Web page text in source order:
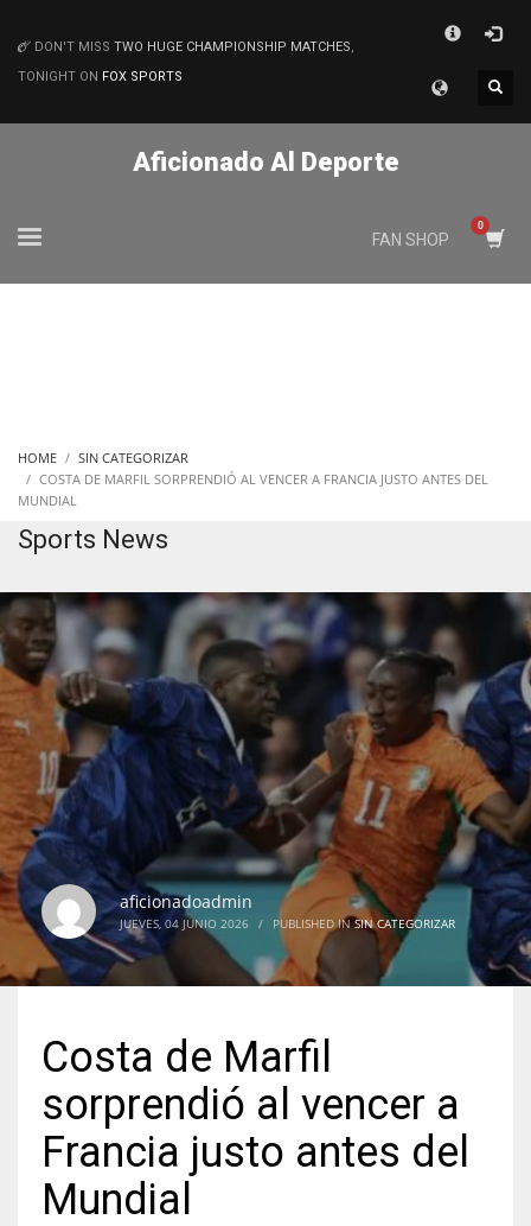
MATCHES
NYJ
DON'T MISS TWO HUGE CHAMPIONSHIP MATCHES,
TONIGHT ON FOX SPORTS
Aficionado Al Deporte
FAN SHOP
HOME
SIN CATEGORIZAR
COSTA DE MARFIL SORPRENDIÓ AL VENCER A FRANCIA JUSTO ANTES DEL
MUNDIAL
Sports News
aficionadoadmin
JUEVES, 04 JUNIO 2026 / PUBLISHED INSIN CATEGORIZAR
Costa de Marfil
sorprendió al vencer a
Francia justo antes del
Mundial